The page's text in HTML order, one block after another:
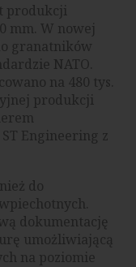
produkcji
mm. W nowej
granatników
NATO.
na 480 tys.
produkcji
Engineering z
do
dokumentację
umożliwiającą
na poziomie